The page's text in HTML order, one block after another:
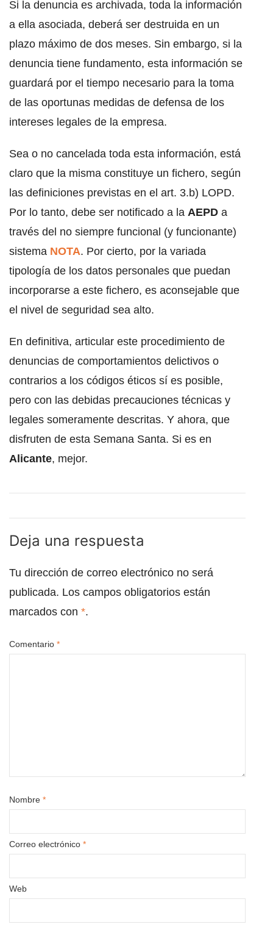
Si la denuncia es archivada, toda la información
a ella asociada, deberá ser destruida en un
plazo máximo de dos meses. Sin embargo, si la
denuncia tiene fundamento, esta información se
guardará por el tiempo necesario para la toma
de las oportunas medidas de defensa de los
intereses legales de la empresa.
Sea o no cancelada toda esta información, está
claro que la misma constituye un fichero, según
las definiciones previstas en el art. 3.b) LOPD.
Por lo tanto, debe ser notificado a la AEPD a
través del no siempre funcional (y funcionante)
sistema NOTA. Por cierto, por la variada
tipología de los datos personales que puedan
incorporarse a este fichero, es aconsejable que
el nivel de seguridad sea alto.
En definitiva, articular este procedimiento de
denuncias de comportamientos delictivos o
contrarios a los códigos éticos sí es posible,
pero con las debidas precauciones técnicas y
legales someramente descritas. Y ahora, que
disfruten de esta Semana Santa. Si es en
Alicante, mejor.
Deja una respuesta
Tu dirección de correo electrónico no será
publicada. Los campos obligatorios están
marcados con *.
Comentario *
Nombre *
Correo electrónico *
Web